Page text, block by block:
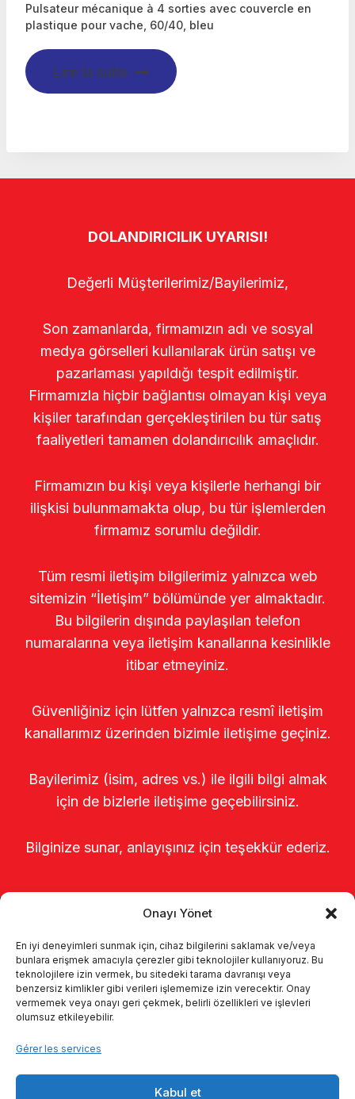
Onayı Yönet
En iyi deneyimleri sunmak için, cihaz bilgilerini saklamak ve/veya
bunlara erişmek amacıyla çerezler gibi teknolojiler kullanıyoruz. Bu
teknolojilere izin vermek, bu sitedeki tarama davranışı veya
benzersiz kimlikler gibi verileri işlememize izin verecektir. Onay
vermemek veya onayı geri çekmek, belirli özellikleri ve işlevleri
olumsuz etkileyebilir.
Gérer les services
Kabul et
Pulsateur mécanique à 4 sorties avec couvercle en
plastique pour vache, 60/40, bleu
Lire la suite
DOLANDIRICILIK UYARISI!
Değerli Müşterilerimiz/Bayilerimiz,
Son zamanlarda, firmamızın adı ve sosyal
medya görselleri kullanılarak ürün satışı ve
pazarlaması yapıldığı tespit edilmiştir.
Firmamızla hiçbir bağlantısı olmayan kişi veya
kişiler tarafından gerçekleştirilen bu tür satış
faaliyetleri tamamen dolandırıcılık amaçlıdır.
Firmamızın bu kişi veya kişilerle herhangi bir
ilişkisi bulunmamakta olup, bu tür işlemlerden
firmamız sorumlu değildir.
Tüm resmi iletişim bilgilerimiz yalnızca web
sitemizin “İletişim” bölümünde yer almaktadır.
Bu bilgilerin dışında paylaşılan telefon
numaralarına veya iletişim kanallarına kesinlikle
itibar etmeyiniz.
Güvenliğiniz için lütfen yalnızca resmî iletişim
kanallarımız üzerinden bizimle iletişime geçiniz.
Bayilerimiz (isim, adres vs.) ile ilgili bilgi almak
için de bizlerle iletişime geçebilirsiniz.
Bilginize sunar, anlayışınız için teşekkür ederiz.
Page d’accueil
À propos de nous
Kalite politikamız
Communication